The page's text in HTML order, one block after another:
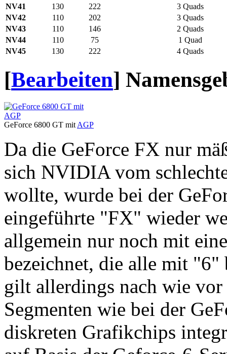
NV41
130 222
3 Quads
NV42
110 202
3 Quads
NV43
110 146
2 Quads
NV44
110 75
1 Quad
NV45
130 222 4 Quads
[Bearbeiten]
GeForce 6800 GT mit AGP
Da die GeForce FX nur
sich NVIDIA vom
wollte, wurde bei der
eingeführte "FX" wieder
allgemein nur noch mit
bezeichnet, die alle mit
gilt allerdings nach wie
Segmenten wie bei der
diskreten Grafikchips